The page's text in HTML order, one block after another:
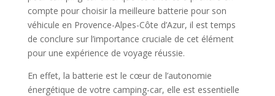
compte pour choisir la meilleure batterie pour son
véhicule en Provence-Alpes-Côte d’Azur, il est temps
de conclure sur l’importance cruciale de cet élément
pour une expérience de voyage réussie.
En effet, la batterie est le cœur de l’autonomie
énergétique de votre camping-car, elle est essentielle